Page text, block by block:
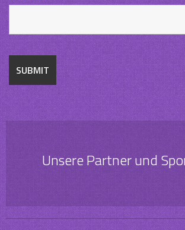
Unsere Partner und